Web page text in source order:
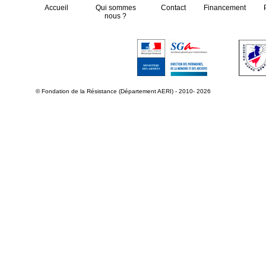
Accueil
Qui sommes
nous ?
Contact Financement
© Fondation de la Résistance (Département AERI) - 2010- 2026